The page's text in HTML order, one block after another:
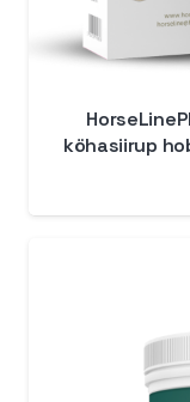
köhasiirup